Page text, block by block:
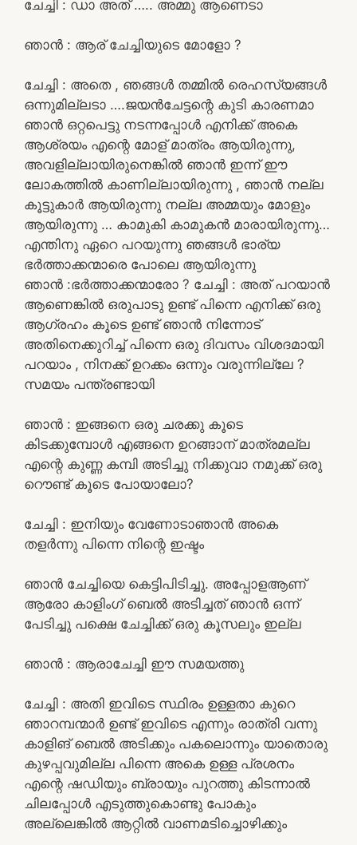
ചേച്ചി : ഡാ അത് ….. അമ്മു ആണെടാ
ഞാൻ : ആര് ചേച്ചിയുടെ മോളോ ?
ചേച്ചി : അതെ , ഞങ്ങൾ തമ്മിൽ രെഹസ്യങ്ങൾ
ഒന്നുമില്ലടാ ….ജയൻചേട്ടന്റെ കുടി കാരണമാ
ഞാൻ ഒറ്റപെട്ടു നടന്നപ്പോൾ എനിക്ക് അകെ
ആശ്രയം എന്റെ മോള് മാത്രം ആയിരുന്നു,
അവളില്ലായിരുനെങ്കിൽ ഞാൻ ഇന്ന് ഈ
ലോകത്തിൽ കാണില്ലായിരുന്നു , ഞാൻ നല്ല
കൂട്ടുകാർ ആയിരുന്നു നല്ല അമ്മയും മോളും
ആയിരുന്നു … കാമുകി കാമുകൻ മാരായിരുന്നു…
എന്തിനു ഏറെ പറയുന്നു ഞങ്ങൾ ഭാര്യ
ഭർത്താക്കന്മാരെ പോലെ ആയിരുന്നു
ഞാൻ :ഭർത്താക്കന്മാരോ ? ചേച്ചി : അത് പറയാൻ
ആണെങ്കിൽ ഒരുപാടു ഉണ്ട് പിന്നെ എനിക്ക് ഒരു
ആഗ്രഹം കൂടെ ഉണ്ട് ഞാൻ നിന്നോട്
അതിനെക്കുറിച്ച് പിന്നെ ഒരു ദിവസം വിശദമായി
പറയാം , നിനക്ക് ഉറക്കം ഒന്നും വരുന്നില്ലേ ?
സമയം പന്ത്രണ്ടായി
ഞാൻ : ഇങ്ങനെ ഒരു ചരക്കു കൂടെ
കിടക്കുമ്പോൾ എങ്ങനെ ഉറങ്ങാന് മാത്രമല്ല
എന്റെ കുണ്ണ കമ്പി അടിച്ചു നിക്കുവാ നമുക്ക് ഒരു
റൌണ്ട് കൂടെ പോയാലോ?
ചേച്ചി : ഇനിയും വേണോടാഞാൻ അകെ
തളർന്നു പിന്നെ നിന്റെ ഇഷ്ടം
ഞാൻ ചേച്ചിയെ കെട്ടിപിടിച്ചു. അപ്പോളആണ്
ആരോ കാളിംഗ് ബെൽ അടിച്ചത് ഞാൻ ഒന്ന്
പേടിച്ചു പക്ഷെ ചേച്ചിക്ക് ഒരു കൂസലും ഇല്ല
ഞാൻ : ആരാചേച്ചി ഈ സമയത്തു
ചേച്ചി : അതി ഇവിടെ സ്ഥിരം ഉള്ളതാ കുറെ
ഞാറമ്പന്മാർ ഉണ്ട് ഇവിടെ എന്നും രാത്രി വന്നു
കാളിങ് ബെൽ അടിക്കും പകലൊന്നും യാതൊരു
കുഴപ്പവുമില്ല പിന്നെ അകെ ഉള്ള പ്രശനം
എന്റെ ഷഡിയും ബ്രായും പുറത്തു കിടന്നാൽ
ചിലപ്പോൾ എടുത്തുകൊണ്ടു പോകും
അല്ലെങ്കിൽ ആറ്റിൽ വാണമടിച്ചൊഴിക്കും